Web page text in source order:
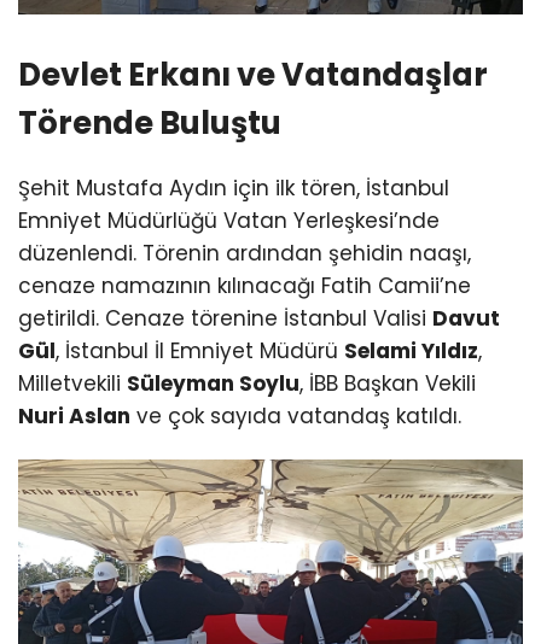
Devlet Erkanı ve Vatandaşlar
Törende Buluştu
Şehit Mustafa Aydın için ilk tören, İstanbul
Emniyet Müdürlüğü Vatan Yerleşkesi’nde
düzenlendi. Törenin ardından şehidin naaşı,
cenaze namazının kılınacağı Fatih Camii’ne
getirildi. Cenaze törenine İstanbul Valisi Davut
Gül, İstanbul İl Emniyet Müdürü Selami Yıldız,
Milletvekili Süleyman Soylu, İBB Başkan Vekili
Nuri Aslan ve çok sayıda vatandaş katıldı.